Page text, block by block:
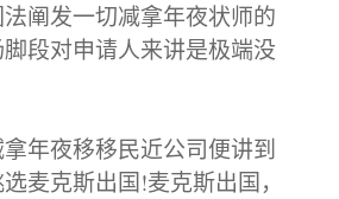
阐发一切减拿年夜状师的
段对申请人来讲是极端没
夜移移民近公司便讲到
麦克斯出国!麦克斯出国，